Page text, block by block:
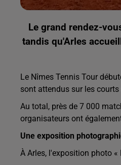
Le grand rendez-
tandis qu'Arles
Le Nîmes Tennis Tour
sont attendus sur les
Au total, près de 7 000
organisateurs ont
Une exposition
À Arles, l'exposition photo